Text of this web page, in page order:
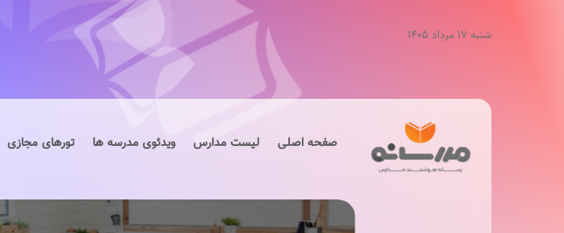
شنبه ۱۷ مرداد ۱۴۰۵
صفحه اصلی لیست مدارس ویدئوی مدرسه ها تورهای مجازی